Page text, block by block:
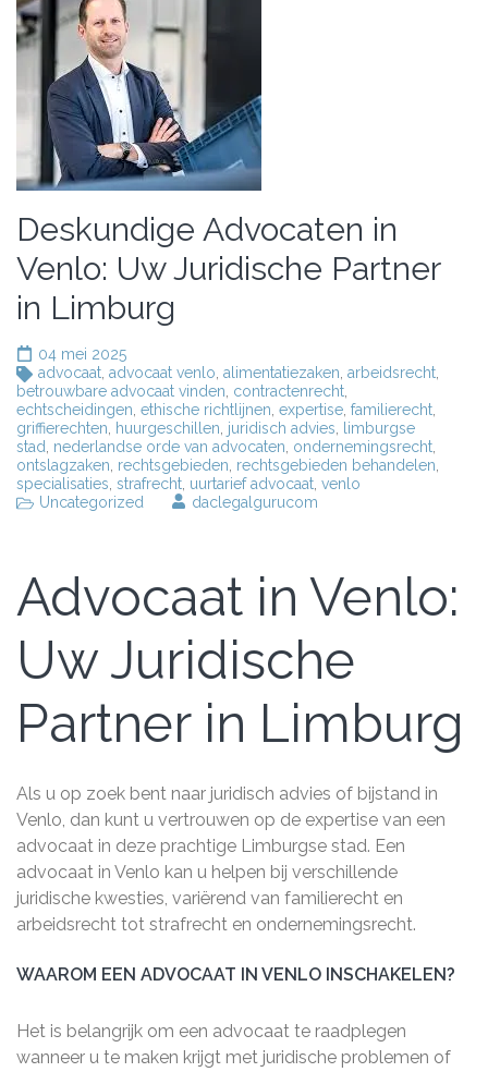
Deskundige Advocaten in
Venlo: Uw Juridische Partner
in Limburg
04 mei 2025
advocaat advocaat venlo alimentatiezaken arbeidsrecht
betrouwbare advocaat vinden contractenrecht
echtscheidingen ethische richtlijnen expertise familierecht
griffierechten
huurgeschillen juridisch advies
limburgse
stad
nederlandse orde van advocaten ondernemingsrecht
ontslagzaken rechtsgebieden rechtsgebieden behandelen
specialisaties strafrecht uurtarief advocaat venlo
Uncategorized
daclegalgurucom
Advocaat in Venlo:
Uw Juridische
Partner in Limburg
Als u op zoek bent naar juridisch advies of bijstand in
Venlo, dan kunt u vertrouwen op de expertise van een
advocaat in deze prachtige Limburgse stad. Een
advocaat in Venlo kan u helpen bij verschillende
juridische kwesties, variërend van familierecht en
arbeidsrecht tot strafrecht en ondernemingsrecht.
WAAROM EEN ADVOCAAT IN VENLO INSCHAKELEN?
Het is belangrijk om een advocaat te raadplegen
wanneer u te maken krijgt met juridische problemen of